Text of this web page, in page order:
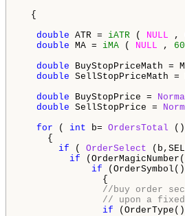
{
double ATR = iATR ( NULL ,
double MA = iMA ( NULL , 60
double BuyStopPriceMath =
double SellStopPriceMath =
double BuyStopPrice =
double SellStopPrice =
for ( int b= OrdersTotal
{
if ( OrderSelect
if
if
{
//buy order
// upon a
if